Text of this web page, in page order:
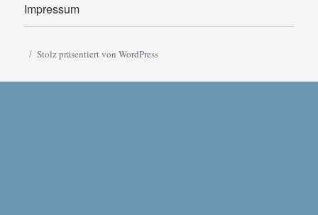
Impressum
Stolz präsentiert von WordPress